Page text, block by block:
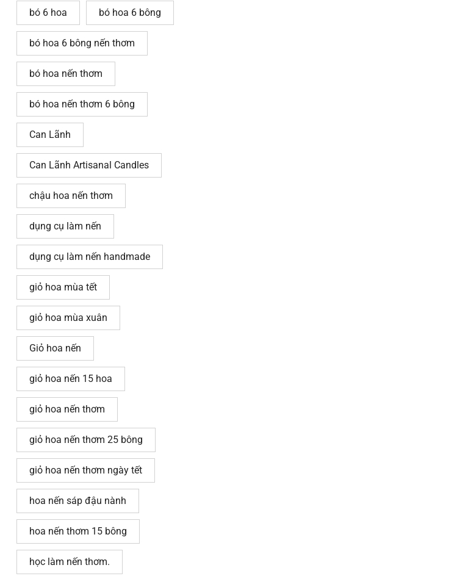
bó 6 hoa bó hoa 6 bông
bó hoa 6 bông nến thơm
bó hoa nến thơm
bó hoa nến thơm 6 bông
Can Lãnh
Can Lãnh Artisanal Candles
chậu hoa nến thơm
dụng cụ làm nến
dụng cụ làm nến handmade
giỏ hoa mùa tết
giỏ hoa mùa xuân
Giỏ hoa nến
giỏ hoa nến 15 hoa
giỏ hoa nến thơm
giỏ hoa nến thơm 25 bông
giỏ hoa nến thơm ngày tết
hoa nến sáp đậu nành
hoa nến thơm 15 bông
học làm nến thơm.